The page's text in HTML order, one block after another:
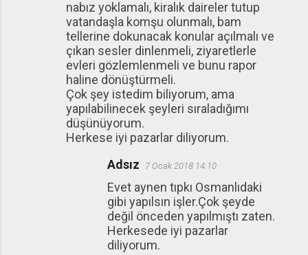
nabız yoklamalı, kiralık daireler tutup
vatandaşla komşu olunmalı, bam
tellerine dokunacak konular açılmalı ve
çıkan sesler dinlenmeli, ziyaretlerle
evleri gözlemlenmeli ve bunu rapor
haline dönüştürmeli.
Çok şey istedim biliyorum, ama
yapılabilinecek şeyleri sıraladığımı
düşünüyorum.
Herkese iyi pazarlar diliyorum.
Adsız 7 Ocak 2018 14:10
Evet aynen tıpkı Osmanlıdaki
gibi yapılsın işler.Çok şeyde
değil önceden yapılmıştı zaten.
Herkesede iyi pazarlar
diliyorum.